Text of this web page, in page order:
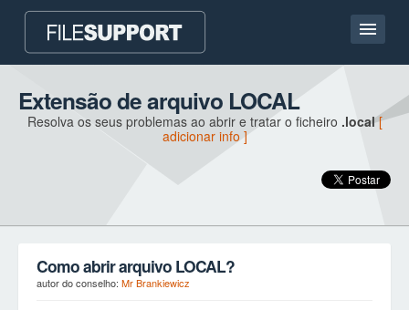
Casa
Contato
Extensão de arquivo LOCAL
Resolva os seus problemas ao abrir e tratar o ficheiro .local [
adicionar info ]
Como abrir arquivo LOCAL?
autor do conselho: Mr Brankiewicz